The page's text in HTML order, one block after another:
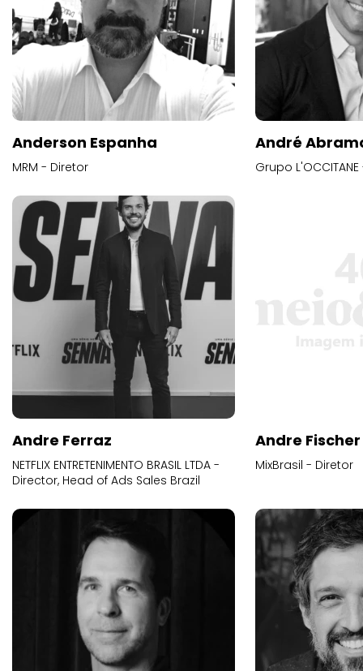
Anderson Espanha
MRM - Diretor
André
Grupo
Andre Ferraz
NETFLIX ENTRETENIMENTO BRASIL LTDA -
Director, Head of Ads Sales Brazil
Andre Fischer
MixBrasil - Diretor